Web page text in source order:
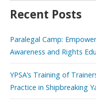
Recent Posts
Paralegal Camp:
Awareness and Rights
YPSA’s Training of
Practice in Shipbreaking